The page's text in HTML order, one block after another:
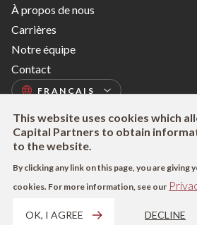
Footer
Menu
Right
À propos de nous
Carrières
Notre équipe
Contact
Modalités d’utilisation Politique de
Informations sur la rémunération
This website uses cookies which
Capital Partners to obtain
to the website.
By clicking any link on this page, you are
cookies. For more information, see our
OK, I AGREE DECLINE